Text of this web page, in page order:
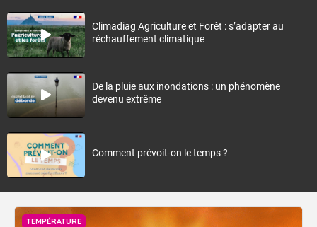
Climadiag Agriculture et Forêt : s’adapter au
réchauffement climatique
De la pluie aux inondations : un phénomène
devenu extrême
Comment prévoit-on le temps ?
TEMPÉRATURE